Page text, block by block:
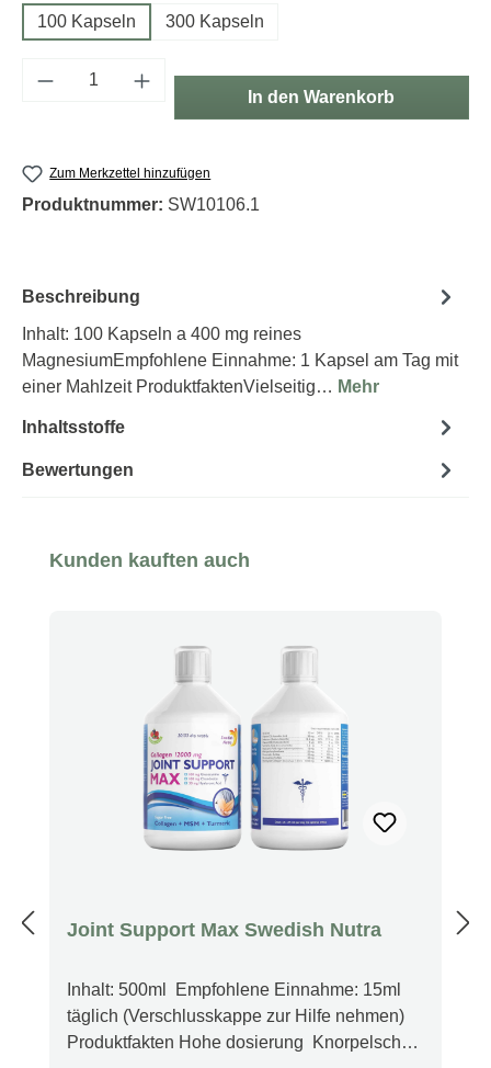
100 Kapseln 300 Kapseln
Produkt Anzahl: Gib den gewünschten
In den Warenkorb
Zum Merkzettel hinzufügen
Produktnummer: SW10106.1
Beschreibung
Inhalt: 100 Kapseln a 400 mg reines
MagnesiumEmpfohlene Einnahme: 1 Kapsel am Tag mit
einer Mahlzeit ProduktfaktenVielseitig… Mehr
Inhaltsstoffe
Bewertungen
Produktgalerie überspringen
Kunden kauften auch
Joint Support Max Swedish Nutra
Inhalt: 500ml Empfohlene Einnahme: 15ml
täglich (Verschlusskappe zur Hilfe nehmen)
Produktfakten Hohe dosierung Knorpelschutz